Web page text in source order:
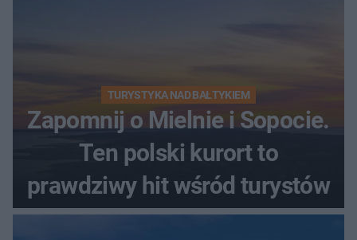
TURYSTYKA NAD BAŁTYKIEM
Zapomnij o Mielnie i Sopocie.
Ten polski kurort to
prawdziwy hit wśród turystów